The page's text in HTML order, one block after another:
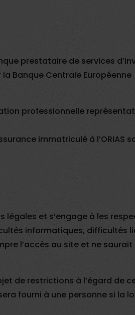
prestataire de services
Banque Centrale Européenne
professionnelle
immatriculé à l’ORIAS
et s’engage à les
informatiques, difficultés
l’accès au site et ne
de restrictions à l’égard de
fourni à une personne si la